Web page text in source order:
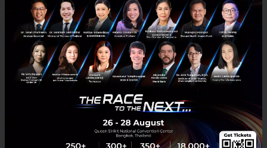
E-mail :contact@techsauce.co
Tel : 02-001-5375
Mobile : 06-4658-9500
Techsauce Media
About Techsauce
Techsauce Services
Privacy Policy